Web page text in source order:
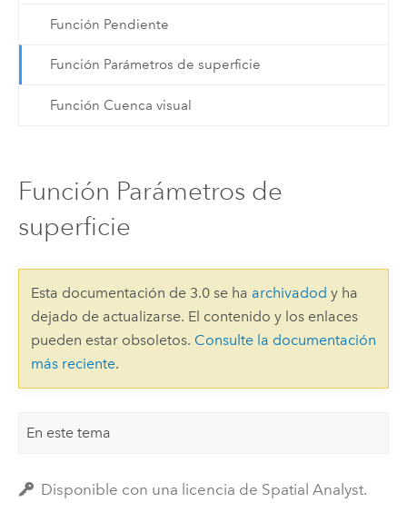
Función Pendiente
Función Parámetros de superficie
Función Cuenca visual
Función Parámetros de
superficie
Esta documentación de 3.0 se ha archivadod y ha
dejado de actualizarse. El contenido y los enlaces
pueden estar obsoletos. Consulte la documentación
más reciente.
En este tema
Disponible con una licencia de Spatial Analyst.